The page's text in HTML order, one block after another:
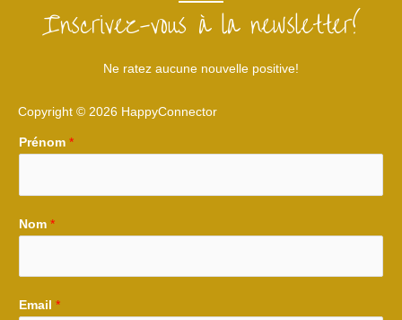
Inscrivez-vous à la newsletter!
Ne ratez aucune nouvelle positive!
Copyright © 2026 HappyConnector
Prénom *
Nom *
Email *